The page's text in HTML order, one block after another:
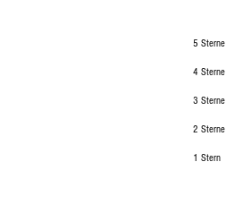
5 Sterne
4 Sterne
3 Sterne
2 Sterne
1 Stern